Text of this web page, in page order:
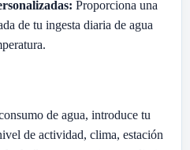
Proporciona una
de tu ingesta diaria de agua
de agua, introduce tu
de actividad, clima, estación